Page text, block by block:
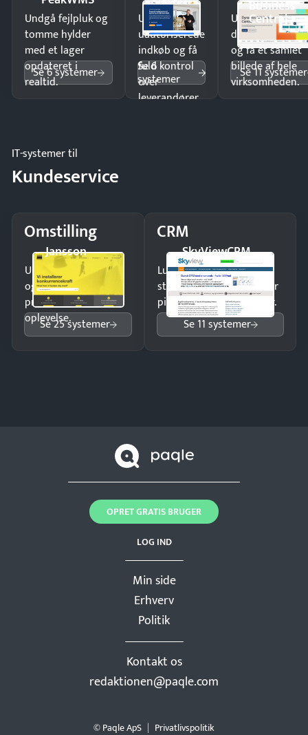
Undgå fejlpluk og
tomme hylder
med et lager
opdateret i
realtid.
Se 6 systemer
Undgå
uautoriserede
indkøb og få
fuld kontrol
over
leverandører
Se 6
systemer
Business
Central
Undgå
og få ét samlet
billede af hele
virksomheden.
Se 11 systemer
IT-systemer til
Kundeservice
Omstilling
Jansson
Undgå tabte opkald
og giv kunderne en
professionel
oplevelse.
Se 25 systemer
CRM
SkyViewCRM
Luk flere salg med et
struktureret overblik over
pipeline og opfølgninger.
Se 11 systemer
Min side
Erhverv
Politik
Kontakt os
redaktionen@paqle.com
LOG IND
OPRET GRATIS BRUGER
© Paqle ApS Privatlivspolitik